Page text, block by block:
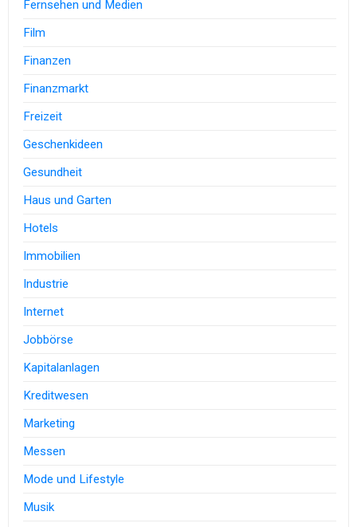
Fernsehen und Medien
Film
Finanzen
Finanzmarkt
Freizeit
Geschenkideen
Gesundheit
Haus und Garten
Hotels
Immobilien
Industrie
Internet
Jobbörse
Kapitalanlagen
Kreditwesen
Marketing
Messen
Mode und Lifestyle
Musik